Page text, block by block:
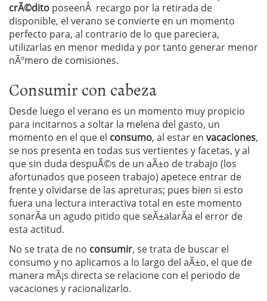
crÃ©dito poseenÂ recargo por la retirada de
disponible, el verano se convierte en un momento
perfecto para, al contrario de lo que pareciera,
utilizarlas en menor medida y por tanto generar menor
nÃºmero de comisiones.
Consumir con cabeza
Desde luego el verano es un momento muy propicio
para incitarnos a soltar la melena del gasto, un
momento en el que el consumo, al estar en vacaciones,
se nos presenta en todas sus vertientes y facetas, y al
que sin duda despuÃ©s de un aÃ±o de trabajo (los
afortunados que poseen trabajo) apetece entrar de
frente y olvidarse de las apreturas; pues bien si esto
fuera una lectura interactiva total en este momento
sonarÃ­a un agudo pitido que seÃ±alarÃ­a el error de
esta actitud.
No se trata de no consumir, se trata de buscar el
consumo y no aplicamos a lo largo del aÃ±o, el que de
manera mÃ¡s directa se relacione con el periodo de
vacaciones y racionalizarlo.